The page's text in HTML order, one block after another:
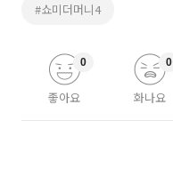
#쇼미더머니4
좋아요
0
화나요
0